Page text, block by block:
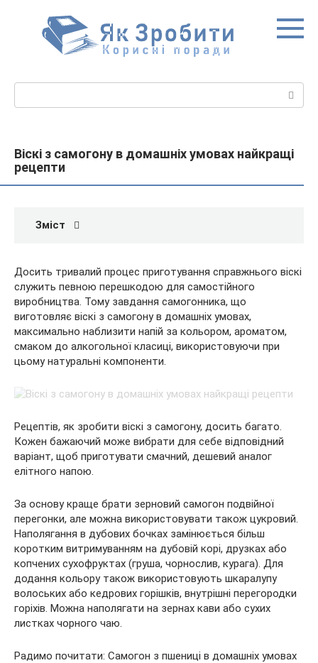
Віскі з самогону в домашніх умовах найкращі
рецепти
Зміст
Досить тривалий процес приготування справжнього віскі
служить певною перешкодою для самостійного
виробництва. Тому завдання самогонника, що
виготовляє віскі з самогону в домашніх умовах,
максимально наблизити напій за кольором, ароматом,
смаком до алкогольної класиці, використовуючи при
цьому натуральні компоненти.
Рецептів, як зробити віскі з самогону, досить багато.
Кожен бажаючий може вибрати для себе відповідний
варіант, щоб приготувати смачний, дешевий аналог
елітного напою.
За основу краще брати зерновий самогон подвійної
перегонки, але можна використовувати також цукровий.
Наполягання в дубових бочках замінюється більш
коротким витримуванням на дубовій корі, друзках або
копчених сухофруктах (груша, чорнослив, курага). Для
додання кольору також використовують шкаралупу
волоських або кедрових горішків, внутрішні перегородки
горіхів. Можна наполягати на зернах кави або сухих
листках чорного чаю.
Радимо почитати: Самогон з пшениці в домашніх умовах